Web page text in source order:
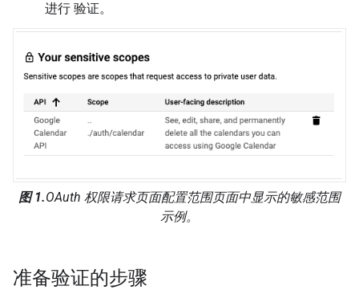
进行 验证。
图 1.OAuth 权限请求页面配置范围页面中显示的敏感范围
示例。
准备验证的步骤